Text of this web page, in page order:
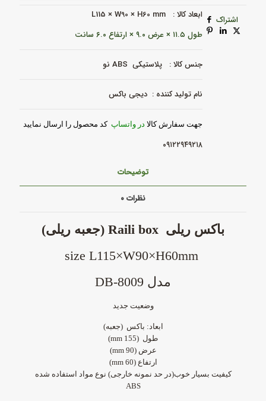
ابعاد کالا : L115 × W90 × H60 mm
طول ۱۱.۵ × عرض ۹.۰ × ارتفاع ۶.۰ سانت
جنس کالا : پلاستیکی ABS نو
نام تولید کننده : دیجی باکس
جهت سفارش کالا در واتساپکد محصول را ارسال نمایید
۰۹۱۲۲۹۴۹۲۱۸
اشتراک
توضیحات
نظرات۰
باکس ریلی Raili box (جعبه ریلی)
مدل DB-8009
وضعیت جدید
ابعاد: باکس (جعبه)
طول (mm 155)
عرض (mm 90)
ارتفاع (mm 60)
کیفیت بسیار خوب(در حد نمونه خارجی) نوع مواد استفاده شده
ABS